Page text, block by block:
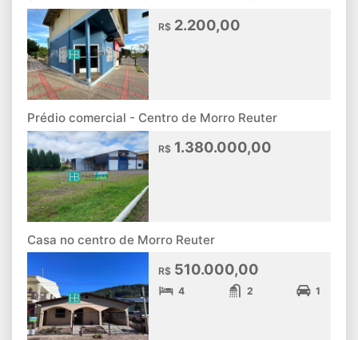
R$ 2.200,00
Prédio comercial - Centro de Morro Reuter
R$ 1.380.000,00
Casa no centro de Morro Reuter
R$ 510.000,00
4 2 1